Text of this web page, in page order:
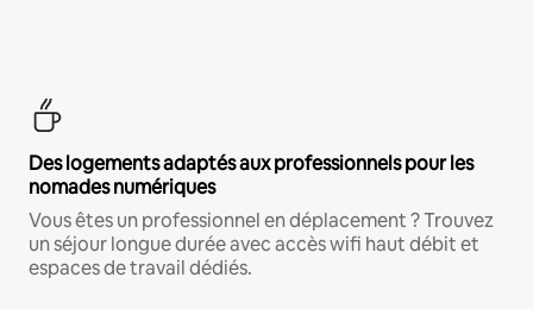
Des logements adaptés aux professionnels pour les
nomades numériques
Vous êtes un professionnel en déplacement ? Trouvez
un séjour longue durée avec accès wifi haut débit et
espaces de travail dédiés.